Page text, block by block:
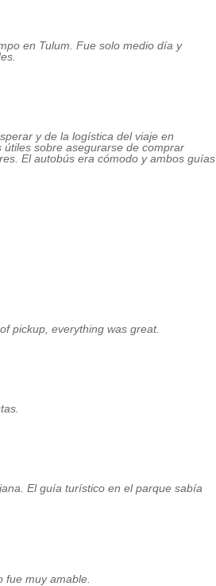
en Tulum. Fue solo medio día y
y de la logística del viaje en
sobre asegurarse de comprar
El autobús era cómodo y ambos guías
pickup, everything was great.
El guía turístico en el parque sabía
muy amable.